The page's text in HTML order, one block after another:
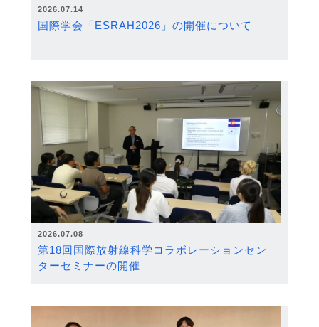
2026.07.14
国際学会「ESRAH2026」の開催について
2026.07.08
第18回国際放射線科学コラボレーションセン
ターセミナーの開催